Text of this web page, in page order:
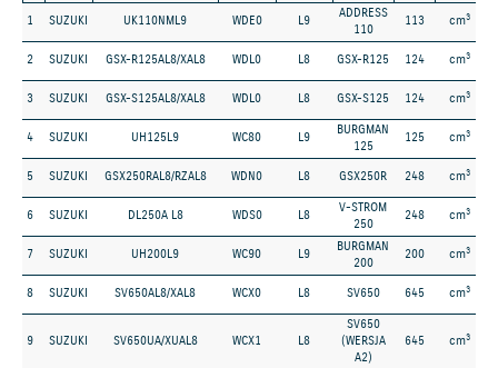
1 SUZUKI UK110NML9 WDE0 L9
ADDRESS
110
113 cm3
2 SUZUKI GSX-R125AL8/XAL8 WDL0 L8 GSX-R125 124 cm3
3 SUZUKI GSX-S125AL8/XAL8 WDL0 L8 GSX-S125 124 cm3
4 SUZUKI UH125L9 WC80 L9
BURGMAN
125
125 cm3
5 SUZUKI GSX250RAL8/RZAL8 WDN0 L8 GSX250R 248 cm3
6 SUZUKI DL250A L8 WDS0 L8
V-STROM
250
248 cm3
7 SUZUKI UH200L9 WC90 L9
BURGMAN
200
200 cm3
8 SUZUKI SV650AL8/XAL8 WCX0 L8 SV650 645 cm3
9 SUZUKI SV650UA/XUAL8 WCX1 L8
SV650
(WERSJA
A2)
645 cm3